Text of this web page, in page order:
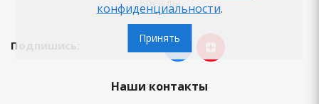
Подпишись:
Наши контакты
конфиденциальности.
Принять